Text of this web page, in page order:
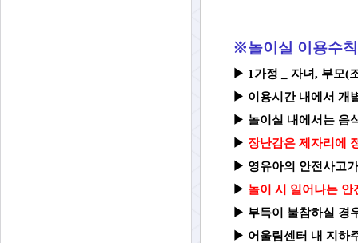
※놀이실 이용수
▶ 1가정 _ 자녀, 부모(
▶ 이용시간 내에서 개
▶ 놀이실 내에서는 음
▶ 장난감은 제자리에
▶ 영유아의 안전사고
▶ 놀이 시 일어나는
▶ 부득이 불참하실 경
▶ 어울림센터 내 지하